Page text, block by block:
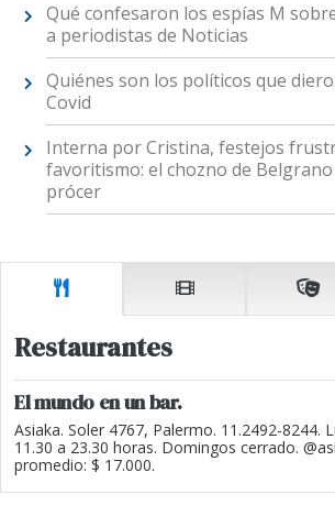
Qué confesaron los espías M
a periodistas de Noticias
Quiénes son los políticos que
Covid
Interna por Cristina, festejos
favoritismo: el chozno de
prócer
Restaurantes
El mundo en un bar.
Asiaka. Soler 4767, Palermo. 11.2492-8244.
11.30 a 23.30 horas. Domingos cerrado.
promedio: $ 17.000.